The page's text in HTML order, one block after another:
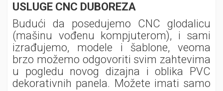
USLUGE CNC DUBOREZA
Budući da posedujemo CNC glodalicu
(mašinu vođenu kompjuterom), i sami
izrađujemo, modele i šablone, veoma
brzo možemo odgovoriti svim zahtevima
u pogledu novog dizajna i oblika PVC
dekorativnih panela. Možete imati samo